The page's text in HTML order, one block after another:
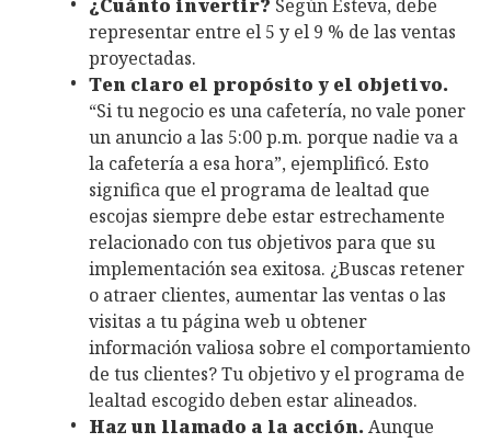
¿Cuánto invertir? Según Esteva, debe
representar entre el 5 y el 9 % de las ventas
proyectadas.
Ten claro el propósito y el objetivo.
“Si tu negocio es una cafetería, no vale poner
un anuncio a las 5:00 p.m. porque nadie va a
la cafetería a esa hora”, ejemplificó. Esto
significa que el programa de lealtad que
escojas siempre debe estar estrechamente
relacionado con tus objetivos para que su
implementación sea exitosa. ¿Buscas retener
o atraer clientes, aumentar las ventas o las
visitas a tu página web u obtener
información valiosa sobre el comportamiento
de tus clientes? Tu objetivo y el programa de
lealtad escogido deben estar alineados.
Haz un llamado a la acción. Aunque